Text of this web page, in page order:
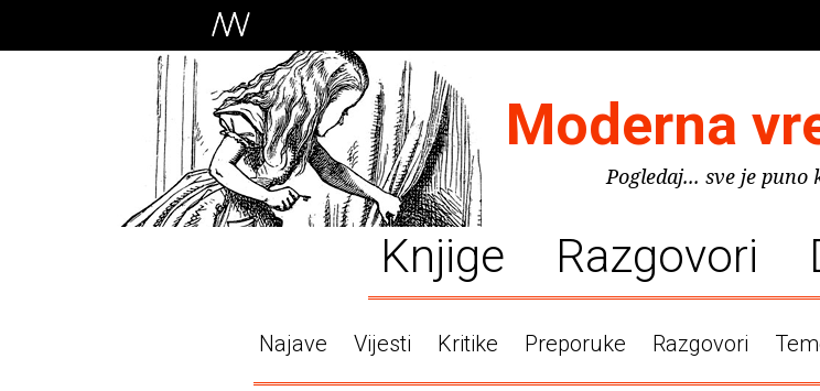
Moderna
Pogledaj... sve je puno
Knjige Razgovori
Najave Vijesti Kritike Preporuke Razgovori